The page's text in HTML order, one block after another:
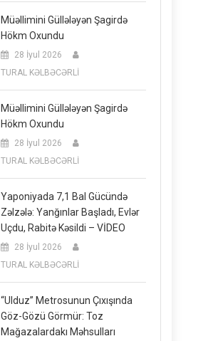
Müəllimini Güllələyən Şagirdə
Hökm Oxundu
28 İyul 2026
TURAL KƏLBƏCƏRLİ
Müəllimini Güllələyən Şagirdə
Hökm Oxundu
28 İyul 2026
TURAL KƏLBƏCƏRLİ
Yaponiyada 7,1 Bal Gücündə
Zəlzələ: Yanğınlar Başladı, Evlər
Uçdu, Rabitə Kəsildi – VİDEO
28 İyul 2026
TURAL KƏLBƏCƏRLİ
“Ulduz” Metrosunun Çıxışında
Göz-Gözü Görmür: Toz
Mağazalardakı Məhsulları